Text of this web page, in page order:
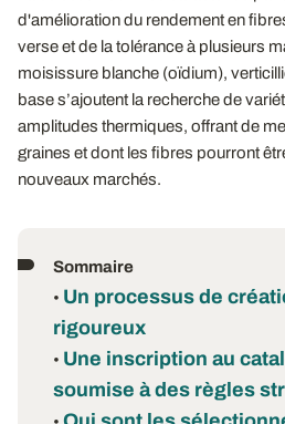
d'amélioration du rendement en
verse et de la tolérance à plusieurs
moisissure blanche (oïdium),
base s’ajoutent la recherche de
amplitudes thermiques, offrant de
graines et dont les fibres pourront
nouveaux marchés.
Sommaire
• Un processus de
rigoureux
• Une inscription au
soumise à des règles